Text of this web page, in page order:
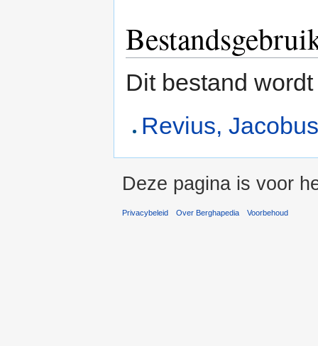
Dit bestand
Revius,
Deze pagina is voor
Privacybeleid Over Berghapedia Voorbehoud